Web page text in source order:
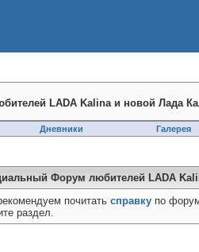
LADA Kalina и новой Лада
Дневники Галерея
Форум любителей LADA
почитать справку по
раздел.